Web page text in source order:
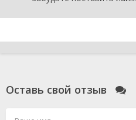
Оставь свой отзыв